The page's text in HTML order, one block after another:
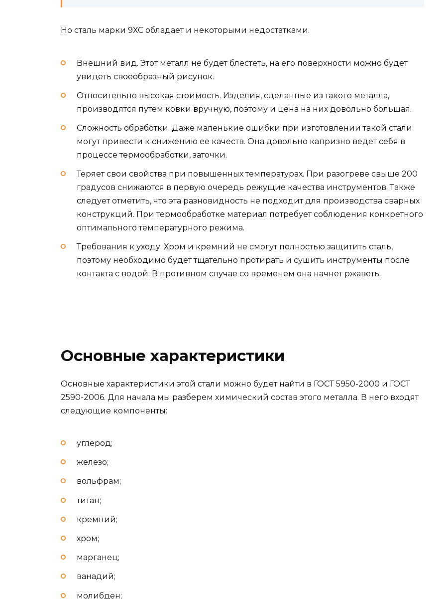
Но сталь марки 9ХС обладает и некоторыми недостатками.
Внешний вид. Этот металл не будет блестеть, на его поверхности можно будет
увидеть своеобразный рисунок.
Относительно высокая стоимость. Изделия, сделанные из такого металла,
производятся путем ковки вручную, поэтому и цена на них довольно большая.
Сложность обработки. Даже маленькие ошибки при изготовлении такой стали
могут привести к снижению ее качеств. Она довольно капризно ведет себя в
процессе термообработки, заточки.
Теряет свои свойства при повышенных температурах. При разогреве свыше 200
градусов снижаются в первую очередь режущие качества инструментов. Также
следует отметить, что эта разновидность не подходит для производства сварных
конструкций. При термообработке материал потребует соблюдения конкретного
оптимального температурного режима.
Требования к уходу. Хром и кремний не смогут полностью защитить сталь,
поэтому необходимо будет тщательно протирать и сушить инструменты после
контакта с водой. В противном случае со временем она начнет ржаветь.
Основные характеристики
Основные характеристики этой стали можно будет найти в ГОСТ 5950-2000 и ГОСТ
2590-2006. Для начала мы разберем химический состав этого металла. В него входят
следующие компоненты:
углерод;
железо;
вольфрам;
титан;
кремний;
хром;
марганец;
ванадий;
молибден;